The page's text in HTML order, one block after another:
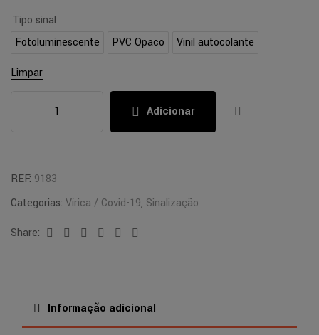
Tipo sinal
Fotoluminescente
PVC Opaco Vinil autocolante
Limpar
Adicionar
REF: 9183
Categorias: Vírica / Covid-19, Sinalização
Share:
Facebook
TwitterLinkedinGoogle+Pinterest
Informação adicional